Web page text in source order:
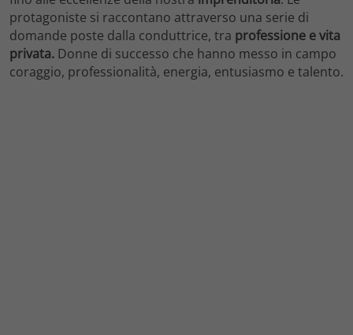
protagoniste si raccontano attraverso una serie di
domande poste dalla conduttrice, tra professione e vita
privata. Donne di successo che hanno messo in campo
coraggio, professionalità, energia, entusiasmo e talento.